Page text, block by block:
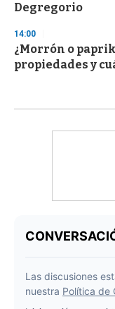
Degregorio
14:00
¿Morrón o
propiedades y